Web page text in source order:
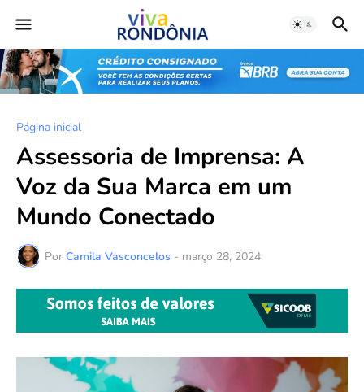
Página inicial
Assessoria de Imprensa: A
Voz da Sua Marca em um
Mundo Conectado
Por Camila Vasconcelos - março 28, 2024